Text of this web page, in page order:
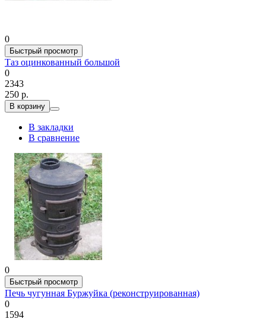
0
Быстрый просмотр
Таз оцинкованный большой
0
2343
250 р.
В корзину
В закладки
В сравнение
0
Быстрый просмотр
Печь чугунная Буржуйка (реконструированная)
0
1594